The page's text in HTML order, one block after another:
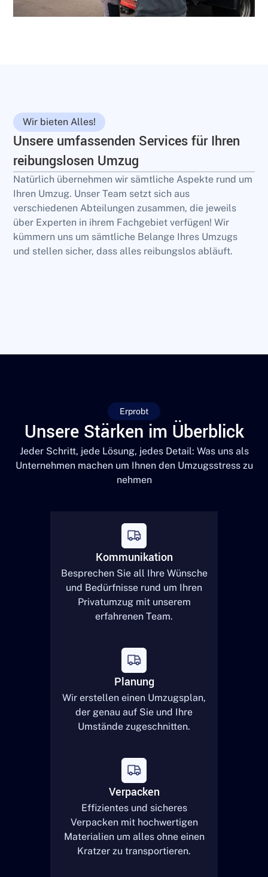
Wir bieten Alles!
Unsere umfassenden Services für Ihren
reibungslosen Umzug
Natürlich übernehmen wir sämtliche Aspekte rund um
Ihren Umzug. Unser Team setzt sich aus
verschiedenen Abteilungen zusammen, die jeweils
über Experten in ihrem Fachgebiet verfügen! Wir
kümmern uns um sämtliche Belange Ihres Umzugs
und stellen sicher, dass alles reibungslos abläuft.
Erprobt
Unsere Stärken im Überblick
Jeder Schritt, jede Lösung, jedes Detail: Was uns als
Unternehmen machen um Ihnen den Umzugsstress zu
nehmen
Kommunikation
Besprechen Sie all Ihre Wünsche
und Bedürfnisse rund um Ihren
Privatumzug mit unserem
erfahrenen Team.
Planung
Wir erstellen einen Umzugsplan,
der genau auf Sie und Ihre
Umstände zugeschnitten.
Verpacken
Effizientes und sicheres
Verpacken mit hochwertigen
Materialien um alles ohne einen
Kratzer zu transportieren.